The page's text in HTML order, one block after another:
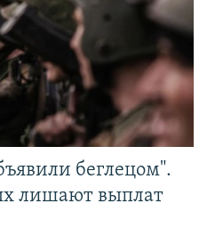
беглецом".
лишают выплат